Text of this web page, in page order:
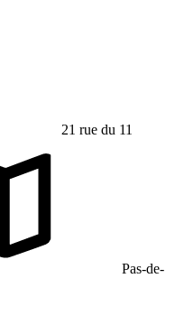
21 rue du 11
Pas-de-